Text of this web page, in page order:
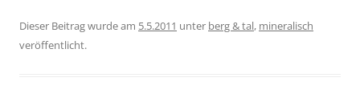
Dieser Beitrag wurde am 5.5.2011 unter berg & tal, mineralisch
veröffentlicht.